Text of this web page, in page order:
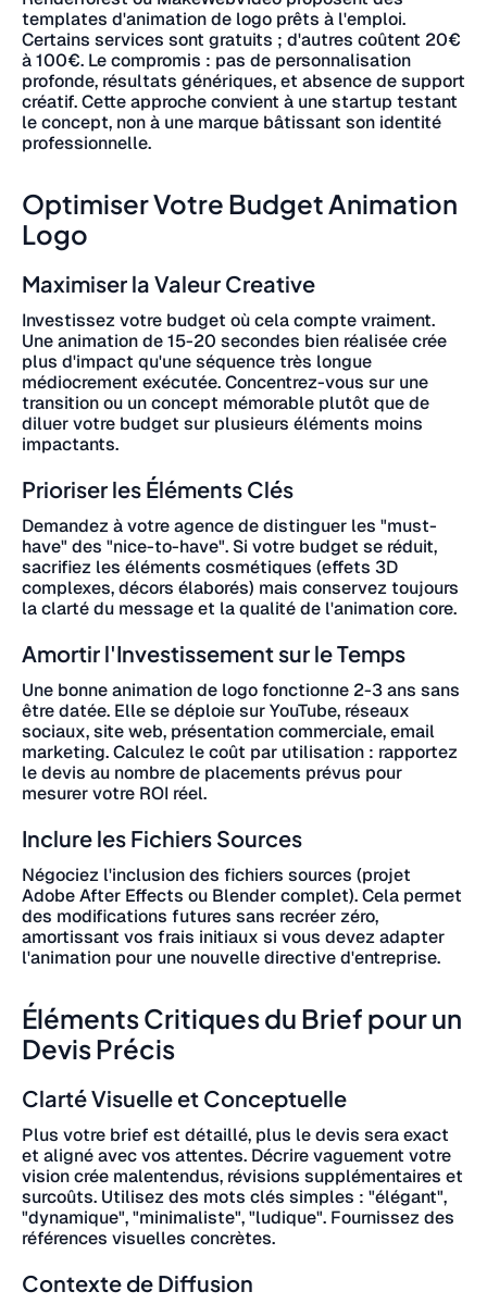
templates d'animation de logo prêts à l'emploi.
Certains services sont gratuits ; d'autres coûtent 20€
à 100€. Le compromis : pas de personnalisation
profonde, résultats génériques, et absence de support
créatif. Cette approche convient à une startup testant
le concept, non à une marque bâtissant son identité
professionnelle.
Optimiser Votre Budget Animation
Logo
Maximiser la Valeur Creative
Investissez votre budget où cela compte vraiment.
Une animation de 15-20 secondes bien réalisée crée
plus d'impact qu'une séquence très longue
médiocrement exécutée. Concentrez-vous sur une
transition ou un concept mémorable plutôt que de
diluer votre budget sur plusieurs éléments moins
impactants.
Prioriser les Éléments Clés
Demandez à votre agence de distinguer les "must-
have" des "nice-to-have". Si votre budget se réduit,
sacrifiez les éléments cosmétiques (effets 3D
complexes, décors élaborés) mais conservez toujours
la clarté du message et la qualité de l'animation core.
Amortir l'Investissement sur le Temps
Une bonne animation de logo fonctionne 2-3 ans sans
être datée. Elle se déploie sur YouTube, réseaux
sociaux, site web, présentation commerciale, email
marketing. Calculez le coût par utilisation : rapportez
le devis au nombre de placements prévus pour
mesurer votre ROI réel.
Inclure les Fichiers Sources
Négociez l'inclusion des fichiers sources (projet
Adobe After Effects ou Blender complet). Cela permet
des modifications futures sans recréer zéro,
amortissant vos frais initiaux si vous devez adapter
l'animation pour une nouvelle directive d'entreprise.
Éléments Critiques du Brief pour un
Devis Précis
Clarté Visuelle et Conceptuelle
Plus votre brief est détaillé, plus le devis sera exact
et aligné avec vos attentes. Décrire vaguement votre
vision crée malentendus, révisions supplémentaires et
surcoûts. Utilisez des mots clés simples : "élégant",
"dynamique", "minimaliste", "ludique". Fournissez des
références visuelles concrètes.
Contexte de Diffusion